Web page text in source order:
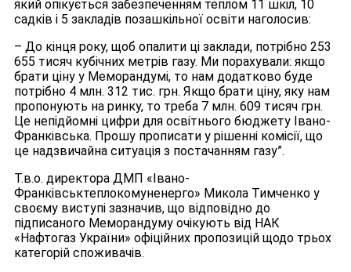
який опікується забезпеченням теплом 11 шкіл, 10
садків і 5 закладів позашкільної освіти наголосив:
– До кінця року, щоб опалити ці заклади, потрібно 253
655 тисяч кубічних метрів газу. Ми порахували: якщо
брати ціну у Меморандумі, то нам додатково буде
потрібно 4 млн. 312 тис. грн. Якщо брати ціну, яку нам
пропонують на ринку, то треба 7 млн. 609 тисяч грн.
Це непідйомні цифри для освітнього бюджету Івано-
Франківська. Прошу прописати у рішенні комісії, що
це надзвичайна ситуація з постачанням газу”.
Т.в.о. директора ДМП «Івано-
Франківськтеплокомуненерго» Микола Тимченко у
своєму виступі зазначив, що відповідно до
підписаного Меморандуму очікують від НАК
«Нафтогаз України» офіційних пропозицій щодо трьох
категорій споживачів.